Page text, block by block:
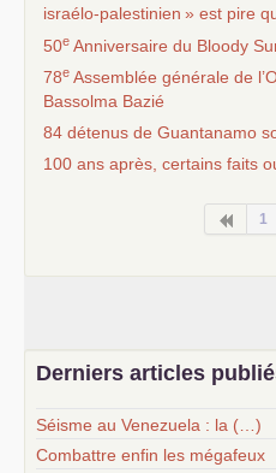
israélo-palestinien » est pire
50e Anniversaire du Bloody
78e Assemblée générale de l’
Bassolma Bazié
84 détenus de Guantanamo
100 ans après, certains faits
1
Derniers articles
Séisme au Venezuela : la (…)
Combattre enfin les mégafeux